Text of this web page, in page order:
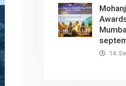
14.